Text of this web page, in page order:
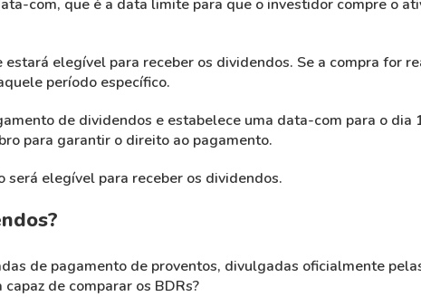
com, que é a data limite para que o investidor compre o
elegível para receber os dividendos. Se a compra for
período específico.
de dividendos e estabelece uma data-com para o dia
para garantir o direito ao pagamento.
será elegível para receber os dividendos.
de pagamento de proventos, divulgadas oficialmente
de comparar os BDRs?